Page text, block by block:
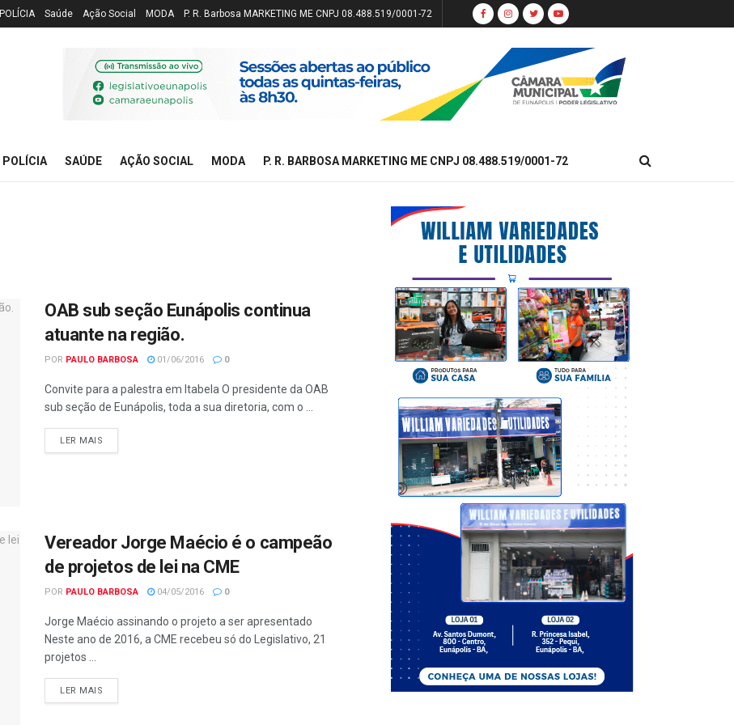
POLÍCIA Saúde Ação Social MODA P. R. Barbosa MARKETING ME CNPJ 08.488.519/0001-72
POLÍCIA SAÚDE AÇÃO SOCIAL MODA P. R. BARBOSA MARKETING ME CNPJ 08.488.519/0001-72
OAB sub seção Eunápolis continua
atuante na região.
POR PAULO BARBOSA 01/06/2016 0
Convite para a palestra em Itabela O presidente da OAB
sub seção de Eunápolis, toda a sua diretoria, com o ...
LER MAIS
Vereador Jorge Maécio é o campeão
de projetos de lei na CME
POR PAULO BARBOSA 04/05/2016 0
Jorge Maécio assinando o projeto a ser apresentado
Neste ano de 2016, a CME recebeu só do Legislativo, 21
projetos ...
LER MAIS